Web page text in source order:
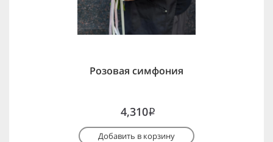
Розовая симфония
4,310i
Добавить в корзину